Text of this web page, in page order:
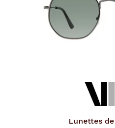
Lunettes